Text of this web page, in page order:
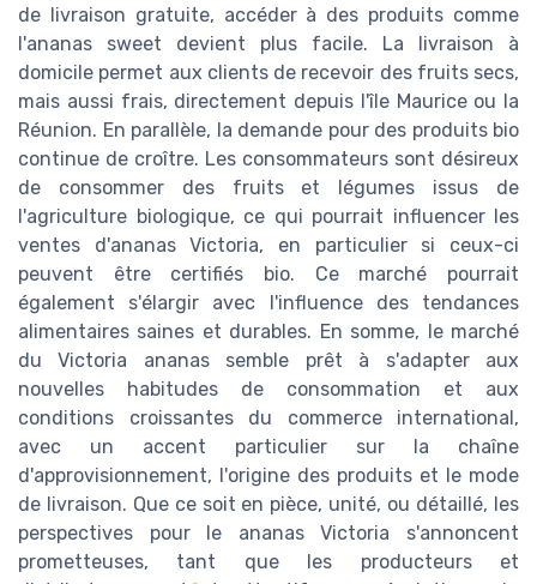
de livraison gratuite, accéder à des produits comme
l'ananas sweet devient plus facile. La livraison à
domicile permet aux clients de recevoir des fruits secs,
mais aussi frais, directement depuis l'île Maurice ou la
Réunion. En parallèle, la demande pour des produits bio
continue de croître. Les consommateurs sont désireux
de consommer des fruits et légumes issus de
l'agriculture biologique, ce qui pourrait influencer les
ventes d'ananas Victoria, en particulier si ceux-ci
peuvent être certifiés bio. Ce marché pourrait
également s'élargir avec l'influence des tendances
alimentaires saines et durables. En somme, le marché
du Victoria ananas semble prêt à s'adapter aux
nouvelles habitudes de consommation et aux
conditions croissantes du commerce international,
avec un accent particulier sur la chaîne
d'approvisionnement, l'origine des produits et le mode
de livraison. Que ce soit en pièce, unité, ou détaillé, les
perspectives pour le ananas Victoria s'annoncent
prometteuses, tant que les producteurs et